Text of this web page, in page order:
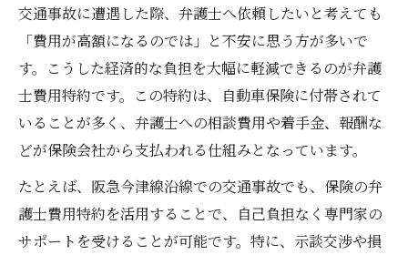
交通事故に遭遇した際、弁護士へ依頼したいと考えても
「費用が高額になるのでは」と不安に思う方が多いで
す。こうした経済的な負担を大幅に軽減できるのが弁護
士費用特約です。この特約は、自動車保険に付帯されて
いることが多く、弁護士への相談費用や着手金、報酬な
どが保険会社から支払われる仕組みとなっています。
たとえば、阪急今津線沿線での交通事故でも、保険の弁
護士費用特約を活用することで、自己負担なく専門家の
サポートを受けることが可能です。特に、示談交渉や損